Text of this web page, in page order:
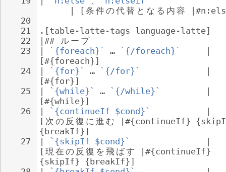
20
21
22
23
24
25
26
27
      | [
条 件の代 替 と な る 内 容
.[table-latte-tags language-latte]
|## ル ー プ
`{foreach}` … `{/foreach}`
[#{foreach}]
`{for}` … `{/for}`
[#{for}]
`{while}` … `{/while}`
[#{while}]
`{continueIf $cond}`
[ 次 の 反 復 に 進 む |#{continueIf}
{breakIf}]
`{skipIf $cond}`
[ 現在 の 反 復 を 飛 ばす |#{continueIf}
{skipIf} {breakIf}]